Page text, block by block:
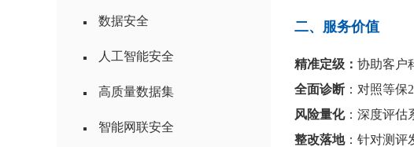
数据安全
人工智能安全
高质量数据集
智能网联安全
二、服务价值
精准定级： 协助客户
全面诊断 ：对照等
风险量化：深度评估
整改落地：针对测评